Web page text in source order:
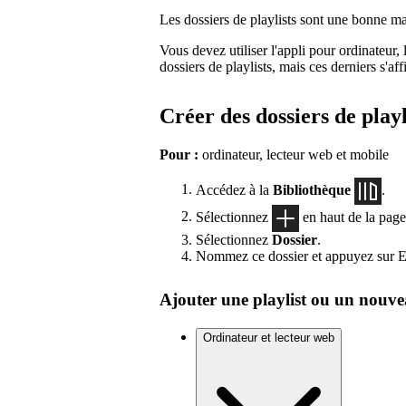
Les dossiers de playlists sont une bonne
Vous devez utiliser l'appli pour ordinateur,
dossiers de playlists, mais ces derniers
Créer des dossiers de
Pour : ordinateur, lecteur web et mobile
Accédez à la Bibliothèque
Sélectionnez
en haut de la
Sélectionnez Dossier.
Nommez ce dossier et appuyez sur
Ajouter une playlist ou un
Ordinateur et lecteur web